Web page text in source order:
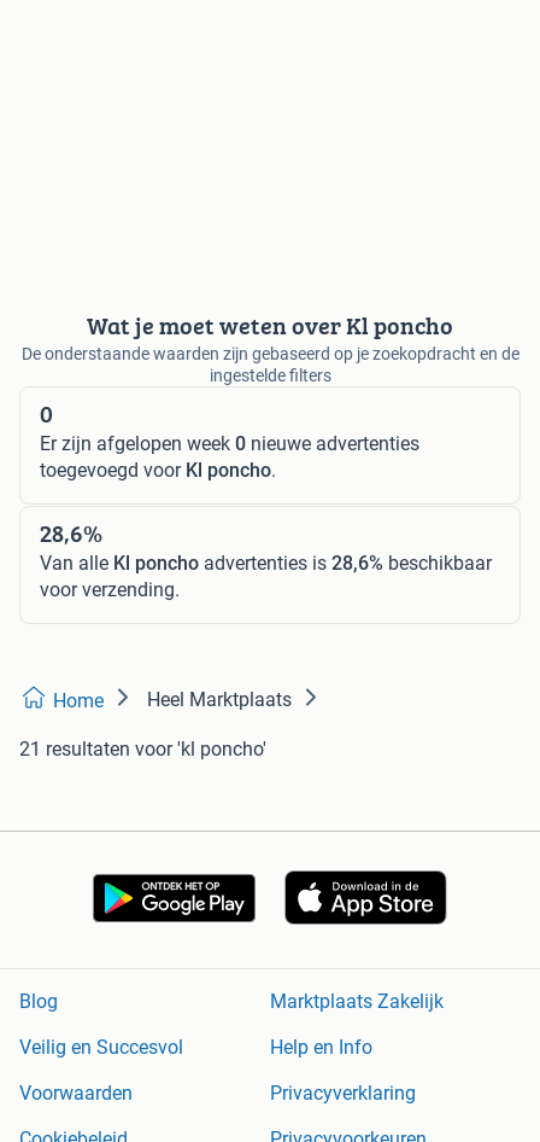
Wat je moet weten over Kl poncho
De onderstaande waarden zijn gebaseerd op je zoekopdracht en de
ingestelde filters
0
Er zijn afgelopen week 0 nieuwe advertenties
toegevoegd voor Kl poncho.
28,6%
Van alle Kl poncho advertenties is 28,6% beschikbaar
voor verzending.
Home Heel Marktplaats
21 resultaten voor 'kl poncho'
Blog
Marktplaats Zakelijk
Veilig en Succesvol
Help en Info
Voorwaarden
Privacyverklaring